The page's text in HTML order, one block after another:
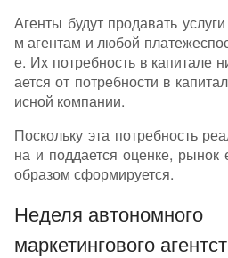
Агенты будут продавать
м агентам и любой
е. Их потребность в капитале
ается от потребности в
исной компании.
Поскольку эта потребность
на и поддается оценке, рынок
образом сформируется.
Неделя автономного
маркетингового